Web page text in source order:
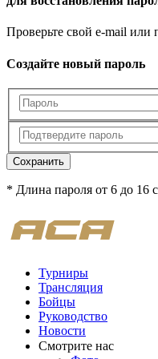
Проверьте свой e-mail или
Создайте новый пароль
Сохранить
* Длина пароля от 6 до 16
Турниры
Трансляция
Бойцы
Руководство
Новости
Смотрите нас